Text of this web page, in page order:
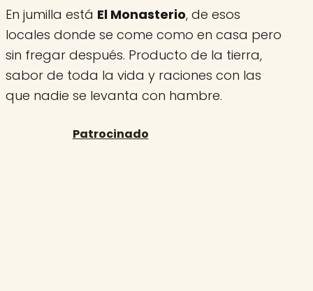
En jumilla está El Monasterio, de esos
locales donde se come como en casa pero
sin fregar después. Producto de la tierra,
sabor de toda la vida y raciones con las
que nadie se levanta con hambre.